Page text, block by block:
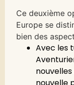
Ce deuxième
Europe se
bien des
Avec les
nouvelle